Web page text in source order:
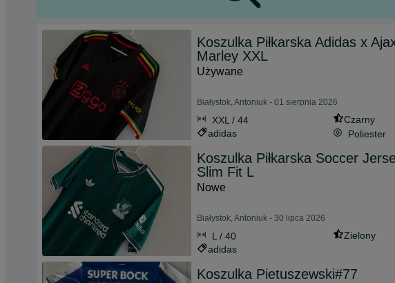
Koszulka Piłkarska Adidas x
Marley XXL
Używane
Białystok, Antoniuk - 01 sierpnia 2026
XXL / 44
Czarny
adidas
Poliester
Koszulka Piłkarska Soccer
Slim Fit L
Nowe
Białystok, Antoniuk - 30 lipca 2026
L / 40
Zielony
adidas
Koszulka Pietuszewski#77